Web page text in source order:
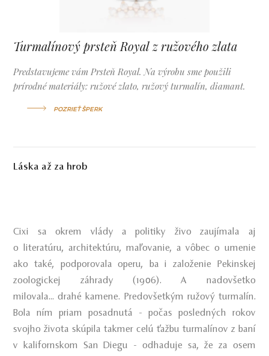
Turmalínový prsteň Royal z ružového zlata
Predstavujeme vám Prsteň Royal. Na výrobu sme použili
prírodné materiály: ružové zlato, ružový turmalín, diamant.
POZRIEŤ ŠPERK
Láska až za hrob
Cixi sa okrem vlády a politiky živo zaujímala aj
o literatúru, architektúru, maľovanie, a vôbec o umenie
ako také, podporovala operu, ba i založenie Pekinskej
zoologickej záhrady (1906). A nadovšetko
milovala... drahé kamene. Predovšetkým ružový turmalín.
Bola ním priam posadnutá - počas posledných rokov
svojho života skúpila takmer celú ťažbu turmalínov z baní
v kalifornskom San Diegu - odhaduje sa, že za osem